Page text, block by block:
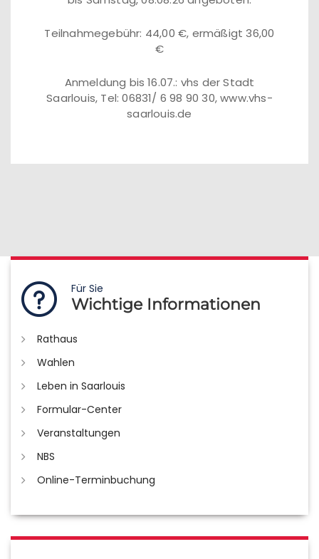
Teilnahmegebühr: 44,00 €, ermäßigt 36,00
€
Anmeldung bis 16.07.: vhs der Stadt
Saarlouis, Tel: 06831/ 6 98 90 30, www.vhs-
saarlouis.de
Für Sie
Wichtige Informationen
Rathaus
Wahlen
Leben in Saarlouis
Formular-Center
Veranstaltungen
NBS
Online-Terminbuchung